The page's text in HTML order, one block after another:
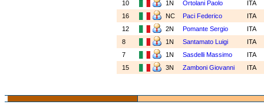
10
1N Ortolani Paolo
ITA
16
NC Paci Federico
ITA
12
2N Pomante Sergio
ITA
8
1N Santamato Luigi
ITA
7
1N Sasdelli Massimo
ITA
15
3N Zamboni Giovanni ITA